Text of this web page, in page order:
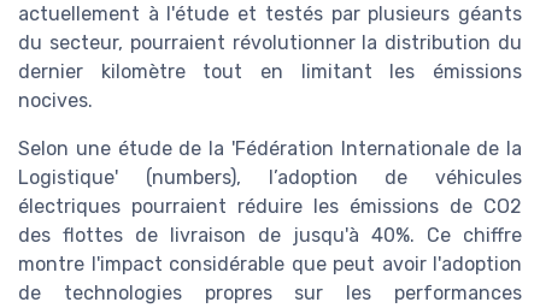
actuellement à l'étude et testés par plusieurs géants
du secteur, pourraient révolutionner la distribution du
dernier kilomètre tout en limitant les émissions
nocives.
Selon une étude de la 'Fédération Internationale de la
Logistique' (numbers), l’adoption de véhicules
électriques pourraient réduire les émissions de CO2
des flottes de livraison de jusqu'à 40%. Ce chiffre
montre l'impact considérable que peut avoir l'adoption
de technologies propres sur les performances